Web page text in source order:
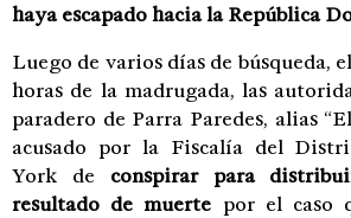
haya escapado hacia la República
Luego de varios días de búsqueda,
horas de la madrugada, las
paradero de Parra Paredes, alias
acusado por la Fiscalía del
York de conspirar para
resultado de muerte por el caso